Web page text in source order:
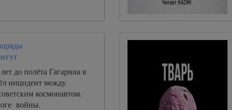
до полёта Гагарина в
инцидент между
космонавтом.
войны.